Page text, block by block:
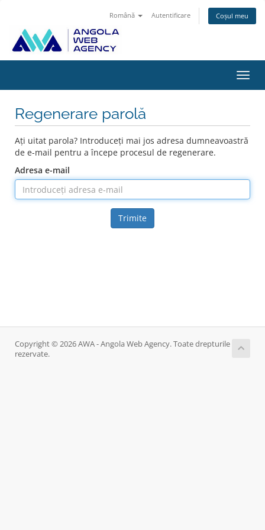
Română Autentificare Coșul meu
Regenerare parolă
Ați uitat parola? Introduceți mai jos adresa dumneavoastră
de e-mail pentru a începe procesul de regenerare.
Adresa e-mail
Trimite
Copyright © 2026 AWA - Angola Web Agency. Toate drepturile
rezervate.